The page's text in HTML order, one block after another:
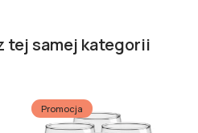
tej samej kategorii
Promocja